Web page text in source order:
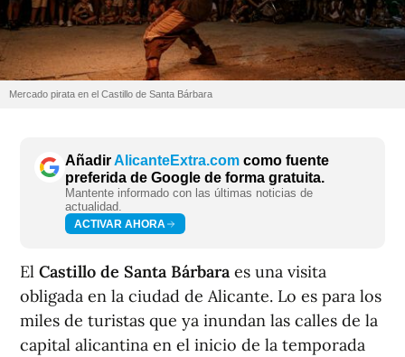
Mercado pirata en el Castillo de Santa Bárbara
AñadirAlicanteExtra.com como fuente
preferida de Google de forma gratuita.
Mantente informado con las últimas noticias de
actualidad.
ACTIVAR AHORA
El Castillo de Santa Bárbara es una visita
obligada en la ciudad de Alicante. Lo es para los
miles de turistas que ya inundan las calles de la
capital alicantina en el inicio de la temporada